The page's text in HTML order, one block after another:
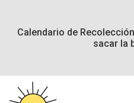
Calendario de
sacar la